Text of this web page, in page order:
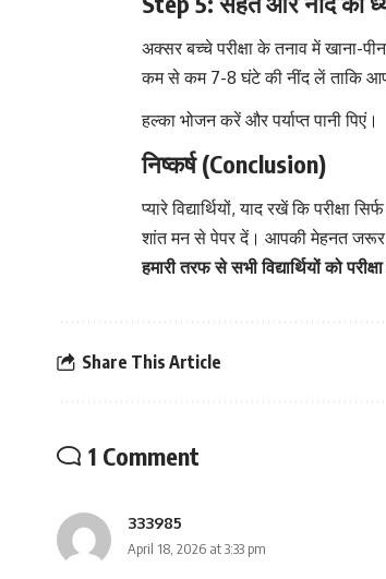
अक्सर बच्चे परीक्षा के तनाव में खाना-
कम से कम 7-8 घंटे की नींद लें ताकि
हल्का भोजन करें और पर्याप्त पानी पिएं।
निष्कर्ष (Conclusion)
प्यारे विद्यार्थियों, याद रखें कि
शांत मन से पेपर दें। आपकी मेहनत जरूर
हमारी तरफ से सभी विद्यार्थियों को
Share This Article
1 Comment
333985
April 18, 2026 at 3:33 pm